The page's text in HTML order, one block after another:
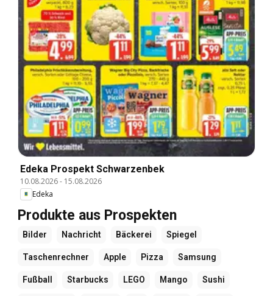
Edeka Prospekt Schwarzenbek
10.08.2026- 15.08.2026
Edeka
Produkte aus Prospekten
Bilder Nachricht Bäckerei Spiegel
Taschenrechner Apple Pizza Samsung
Fußball Starbucks LEGO Mango Sushi